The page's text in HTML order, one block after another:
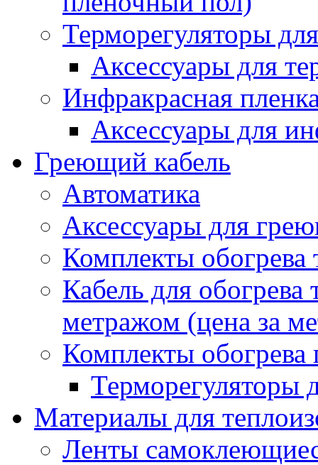
Терморегуляторы
Аксессуары для
Инфракрасная
Аксессуары для
Греющий кабель
Автоматика
Аксессуары для
Комплекты обогрева
Кабель для обогрева
метражом (цена за
Комплекты обогрева
Терморегуляторы
Материалы для
Ленты